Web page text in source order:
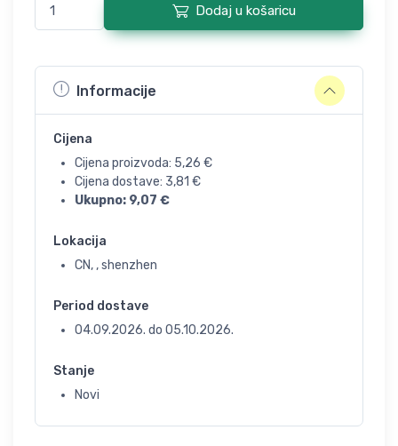
Dodaj u košaricu
Informacije
Cijena
Cijena proizvoda: 5,26 €
Cijena dostave: 3,81 €
Ukupno: 9,07 €
Lokacija
CN, , shenzhen
Period dostave
04.09.2026. do 05.10.2026.
Stanje
Novi